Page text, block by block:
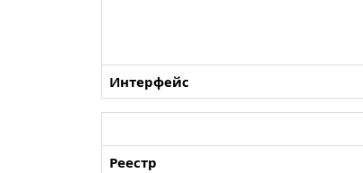
Интерфейс
Реестр